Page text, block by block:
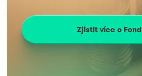
Zjistit více o